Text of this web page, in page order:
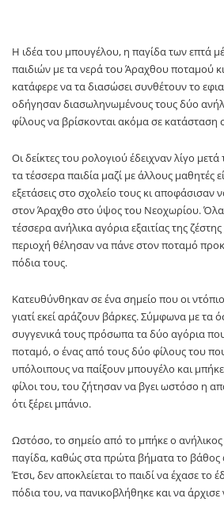
Η ιδέα του μπουγέλου, η παγίδα των επτά
παιδιών με τα νερά του Άραχθου ποταμού
κατάφερε να τα διασώσει συνθέτουν το
οδήγησαν διασωληνωμένους τους δύο
φίλους να βρίσκονται ακόμα σε κατάσταση
Οι δείκτες του ρολογιού έδειχναν λίγο
τα τέσσερα παιδία μαζί με άλλους μαθητές
εξετάσεις στο σχολείο τους κι αποφάσισαν
στον Άραχθο στο ύψος του Νεοχωρίου.
τέσσερα ανήλικα αγόρια εξαιτίας της
περιοχή θέλησαν να πάνε στον ποταμό
πόδια τους.
Κατευθύνθηκαν σε ένα σημείο που οι
γιατί εκεί αράζουν βάρκες. Σύμφωνα με τα
συγγενικά τους πρόσωπα τα δύο αγόρια
ποταμό, ο ένας από τους δύο φίλους του
υπόλοιπους να παίξουν μπουγέλο και
φίλοι του, του ζήτησαν να βγει ωστόσο η
ότι ξέρει μπάνιο.
Ωστόσο, το σημείο από το μπήκε ο
παγίδα, καθώς στα πρώτα βήματα το βάθος
Έτσι, δεν αποκλείεται το παιδί να έχασε
πόδια του, να πανικοβλήθηκε και να άρχισε